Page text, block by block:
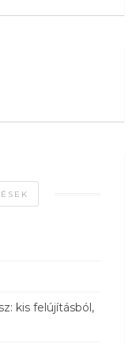
kis felújításból,